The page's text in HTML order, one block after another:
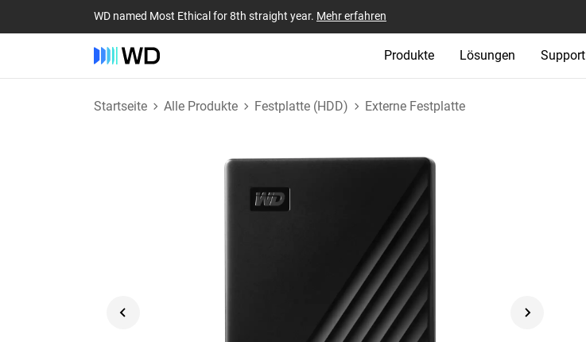
WD named Most Ethical for 8th straight year. Mehr erfahren
Produkte Lösungen Support
Startseite Alle Produkte Festplatte (HDD) Externe Festplatte